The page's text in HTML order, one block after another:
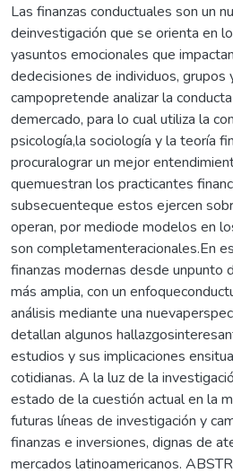
Las finanzas conductuales son un
deinvestigación que se orienta en
yasuntos emocionales que
dedecisiones de individuos, grupos
campopretende analizar la
demercado, para lo cual utiliza la
psicología,la sociología y la teoría
procuralograr un mejor
quemuestran los practicantes
subsecuenteque estos ejercen
operan, por mediode modelos en
son completamenteracionales.En
finanzas modernas desde unpunto
más amplia, con un
análisis mediante una
detallan algunos
estudios y sus implicaciones
cotidianas. A la luz de la
estado de la cuestión actual en la
futuras líneas de investigación y
finanzas e inversiones, dignas de
mercados latinoamericanos.